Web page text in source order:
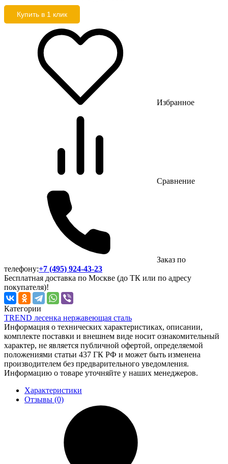
Купить в 1 клик
Избранное
Сравнение
Заказ по
телефону:+7 (495) 924-43-23
Бесплатная доставка по Москве (до ТК или по адресу
покупателя)!
Категории
TREND лесенка нержавеющая сталь
Информация о технических характеристиках, описании,
комплекте поставки и внешнем виде носит ознакомительный
характер, не является публичной офертой, определяемой
положениями статьи 437 ГК РФ и может быть изменена
производителем без предварительного уведомления.
Информацию о товаре уточняйте у наших менеджеров.
Характеристики
Отзывы (0)